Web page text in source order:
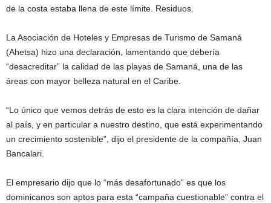
de la costa estaba llena de este límite. Residuos.
La Asociación de Hoteles y Empresas de Turismo de Samaná
(Ahetsa) hizo una declaración, lamentando que debería
“desacreditar” la calidad de las playas de Samaná, una de las
áreas con mayor belleza natural en el Caribe.
“Lo único que vemos detrás de esto es la clara intención de dañar
al país, y en particular a nuestro destino, que está experimentando
un crecimiento sostenible”, dijo el presidente de la compañía, Juan
Bancalari.
El empresario dijo que lo “más desafortunado” es que los
dominicanos son aptos para esta “campaña cuestionable” contra el